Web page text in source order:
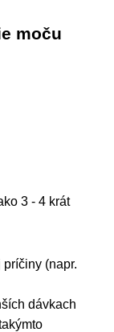
moču
3 - 4 krát
(napr.
dávkach